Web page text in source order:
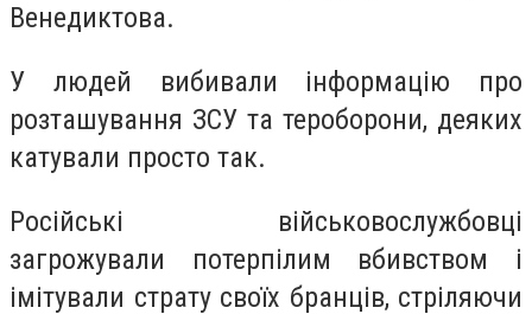
Венедиктова.
У людей вибивали інформацію про
розташування ЗСУ та тероборони, деяких
катували просто так.
Російські військовослужбовці
загрожували потерпілим вбивством і
імітували страту своїх бранців, стріляючи